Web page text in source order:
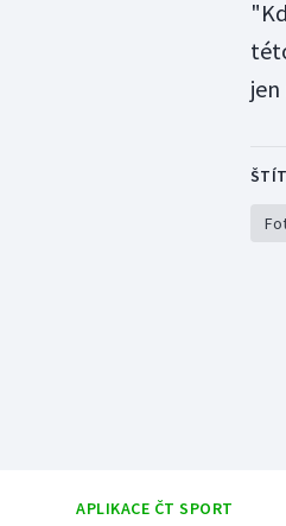
APLIKACE ČT SPORT